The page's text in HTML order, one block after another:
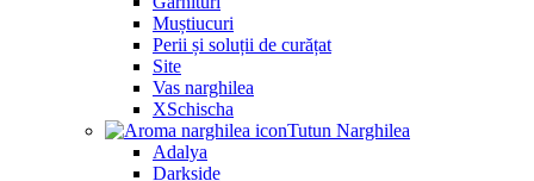
Muștiucuri
Perii și soluții de curățat
Site
Vas narghilea
XSchischa
Tutun Narghilea
Adalya
Darkside